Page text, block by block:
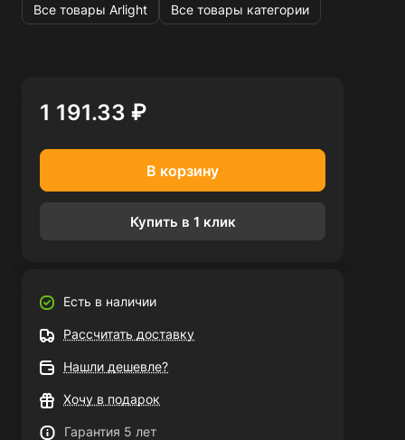
Все товары Arlight Все товары категории
1 191.33 ₽
В корзину
Купить в 1 клик
Есть в наличии
Рассчитать доставку
Нашли дешевле?
Хочу в подарок
Гарантия 5 лет